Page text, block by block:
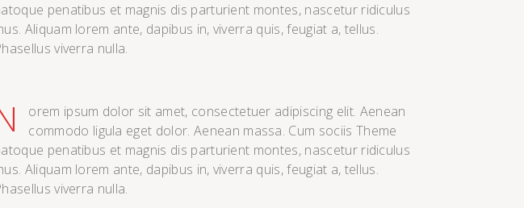
penatibus et magnis dis parturient montes, nascetur ridiculus
Aliquam lorem ante, dapibus in, viverra quis, feugiat a, tellus.
viverra nulla.
orem ipsum dolor sit amet, consectetuer adipiscing elit. Aenean
commodo ligula eget dolor. Aenean massa. Cum sociis Theme
penatibus et magnis dis parturient montes, nascetur ridiculus
Aliquam lorem ante, dapibus in, viverra quis, feugiat a, tellus.
viverra nulla.